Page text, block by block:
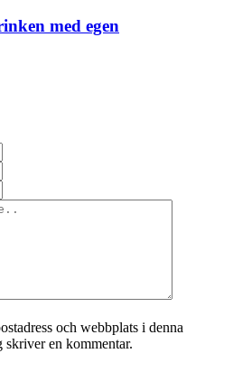
med egen
och webbplats i denna
skriver en kommentar.